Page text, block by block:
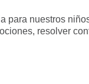
para nuestros
resolver